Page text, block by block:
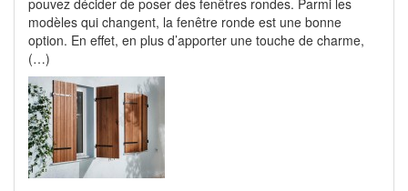
pouvez décider de poser des fenêtres rondes. Parmi les
modèles qui changent, la fenêtre ronde est une bonne
option. En effet, en plus d’apporter une touche de charme,
(…)